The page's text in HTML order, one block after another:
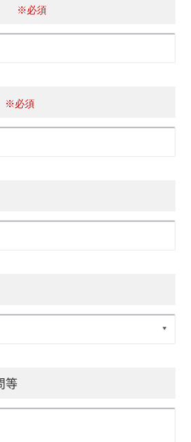
※必須
※必須
等